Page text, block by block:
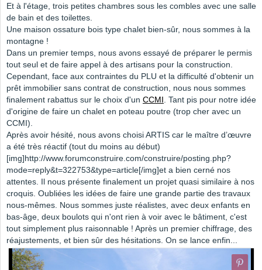
Et à l'étage, trois petites chambres sous les combles avec une salle
de bain et des toilettes.
Une maison ossature bois type chalet bien-sûr, nous sommes à la
montagne !
Dans un premier temps, nous avons essayé de préparer le permis
tout seul et de faire appel à des artisans pour la construction.
Cependant, face aux contraintes du PLU et la difficulté d'obtenir un
prêt immobilier sans contrat de construction, nous nous sommes
finalement rabattus sur le choix d'un CCMI. Tant pis pour notre idée
d'origine de faire un chalet en poteau poutre (trop cher avec un
CCMI).
Après avoir hésité, nous avons choisi ARTIS car le maître d’œuvre
a été très réactif (tout du moins au début)
[img]http://www.forumconstruire.com/construire/posting.php?
mode=reply&t=322753&type=article[/img]et a bien cerné nos
attentes. Il nous présente finalement un projet quasi similaire à nos
croquis. Oubliées les idées de faire une grande partie des travaux
nous-mêmes. Nous sommes juste réalistes, avec deux enfants en
bas-âge, deux boulots qui n'ont rien à voir avec le bâtiment, c'est
tout simplement plus raisonnable ! Après un premier chiffrage, des
réajustements, et bien sûr des hésitations. On se lance enfin...